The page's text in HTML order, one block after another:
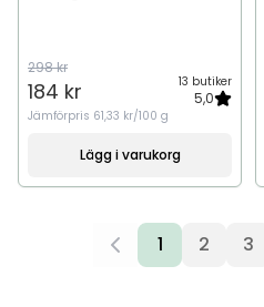
298 kr
184 kr 13 butiker
5,0
Jämförpris 61,33 kr/100 g
Lägg i varukorg
1 2 3